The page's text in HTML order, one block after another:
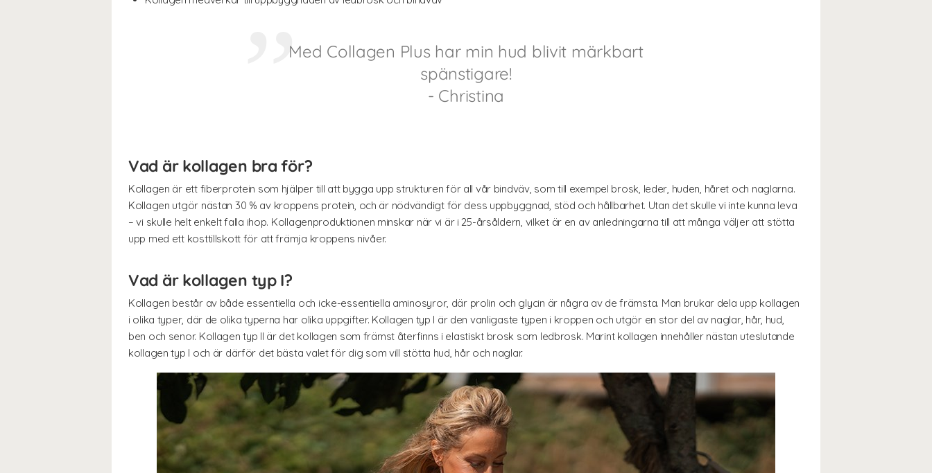
Med Collagen Plus har min hud blivit märkbart
spänstigare!
- Christina
Vad är kollagen bra för?
Kollagen är ett fiberprotein som hjälper till att bygga upp strukturen för all vår bindväv, som till exempel brosk, leder, huden, håret och naglarna.
Kollagen utgör nästan 30 % av kroppens protein, och är nödvändigt för dess uppbyggnad, stöd och hållbarhet. Utan det skulle vi inte kunna leva
– vi skulle helt enkelt falla ihop. Kollagenproduktionen minskar när vi är i 25-årsåldern, vilket är en av anledningarna till att många väljer att stötta
upp med ett kosttillskott för att främja kroppens nivåer.
Vad är kollagen typ I?
Kollagen består av både essentiella och icke-essentiella aminosyror, där prolin och glycin är några av de främsta. Man brukar dela upp kollagen
i olika typer, där de olika typerna har olika uppgifter. Kollagen typ I är den vanligaste typen i kroppen och utgör en stor del av naglar, hår, hud,
ben och senor. Kollagen typ II är det kollagen som främst återfinns i elastiskt brosk som ledbrosk. Marint kollagen innehåller nästan uteslutande
kollagen typ I och är därför det bästa valet för dig som vill stötta hud, hår och naglar.